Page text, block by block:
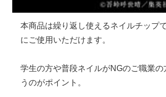
本商品は繰り返し使えるネイルチップ
にご使用いただけます。
学生の方や普段ネイルがNGのご職業
うのがポイント。